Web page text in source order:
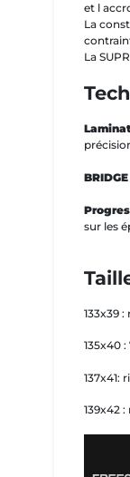
et l
La
La
sur les
133x39 :
135x40
137x41:
139x42